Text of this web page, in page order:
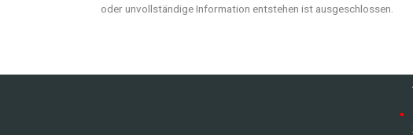
oder unvollständige Information entstehen ist ausgeschlossen.